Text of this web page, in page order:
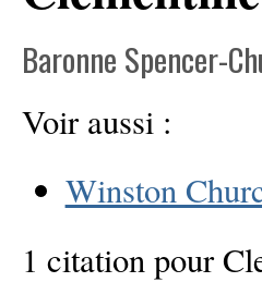
Baronne Spencer-
Voir aussi :
Winston
1 citation pour